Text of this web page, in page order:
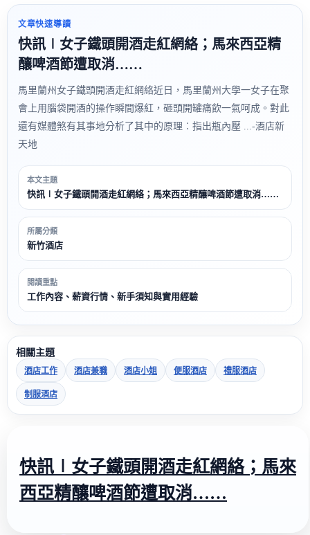
文章快速導讀
快訊∣女子鐵頭開酒走紅網絡；馬來西亞精
釀啤酒節遭取消……
馬里蘭州女子鐵頭開酒走紅網絡近日，馬里蘭州大學一女子在聚
會上用腦袋開酒的操作瞬間爆紅，砸頭開罐痛飲一氣呵成。對此
還有媒體煞有其事地分析了其中的原理︰指出瓶內壓 ...-酒店新
天地
本文主題
快訊∣女子鐵頭開酒走紅網絡；馬來西亞精釀啤酒節遭取消……
所屬分類
新竹酒店
閱讀重點
工作內容、薪資行情、新手須知與實用經驗
相關主題
酒店工作 酒店兼職 酒店小姐 便服酒店 禮服酒店
制服酒店
快訊∣女子鐵頭開酒走紅網絡；馬來
西亞精釀啤酒節遭取消……